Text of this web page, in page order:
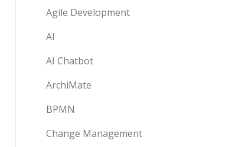
Agile Development
AI
AI Chatbot
ArchiMate
BPMN
Change Management